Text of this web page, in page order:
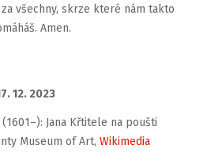
všechny, skrze které nám takto
Amen.
12. 2023
Jana Křtitele na poušti
Museum of Art, Wikimedia